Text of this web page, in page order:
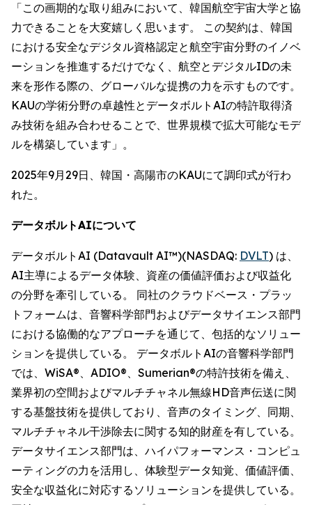
「この画期的な取り組みにおいて、韓国航空宇宙大学と協
力できることを大変嬉しく思います。 この契約は、韓国
における安全なデジタル資格認定と航空宇宙分野のイノベ
ーションを推進するだけでなく、航空とデジタルIDの未
来を形作る際の、グローバルな提携の力を示すものです。
KAUの学術分野の卓越性とデータボルトAIの特許取得済
み技術を組み合わせることで、世界規模で拡大可能なモデ
ルを構築しています」。
2025年9月29日、韓国・高陽市のKAUにて調印式が行わ
れた。
データボルトAIについて
データボルトAI (Datavault AI™)(NASDAQ: DVLT) は、
AI主導によるデータ体験、資産の価値評価および収益化
の分野を牽引している。 同社のクラウドベース・プラッ
トフォームは、音響科学部門およびデータサイエンス部門
における協働的なアプローチを通じて、包括的なソリュー
ションを提供している。 データボルトAIの音響科学部門
では、WiSA®、ADIO®、Sumerian®の特許技術を備え、
業界初の空間およびマルチチャネル無線HD音声伝送に関
する基盤技術を提供しており、音声のタイミング、同期、
マルチチャネル干渉除去に関する知的財産を有している。
データサイエンス部門は、ハイパフォーマンス・コンピュ
ーティングの力を活用し、体験型データ知覚、価値評価、
安全な収益化に対応するソリューションを提供している。